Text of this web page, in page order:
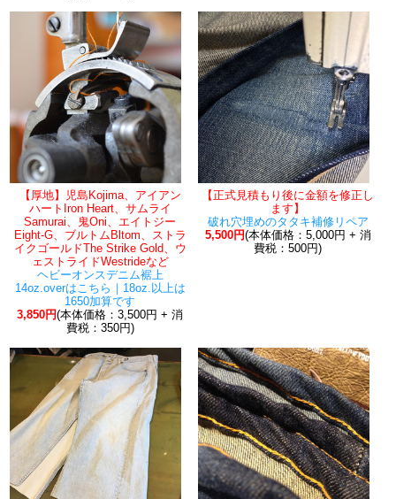
【厚地】児島Kojima、アイアン
ハートIron Heart、サムライ
Samurai、鬼Oni、エイトジー
Eight-G、ブルトムBltom、ストラ
イクゴールドThe Strike Gold、ウ
ェストライドWestrideなど
ヘビーオンスデニム裾上
14oz.overはこちら｜18oz.以上は
1650加算です
3,850円(本体価格：3,500円 + 消
費税：350円)
【正式見積もり後に金額を修正し
ます】
破れ穴埋めのタタキ補修リペア
5,500円(本体価格：5,000円 + 消
費税：500円)